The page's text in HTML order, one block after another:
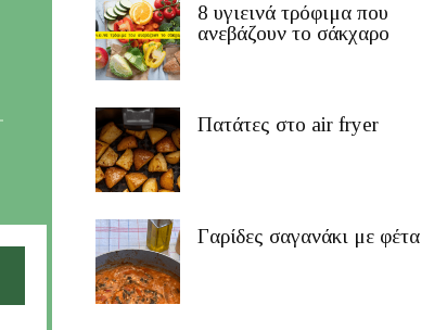
8 υγιεινά τρόφιμα που
ανεβάζουν το σάκχαρο
Πατάτες στο air fryer
Γαρίδες σαγανάκι με φέτα